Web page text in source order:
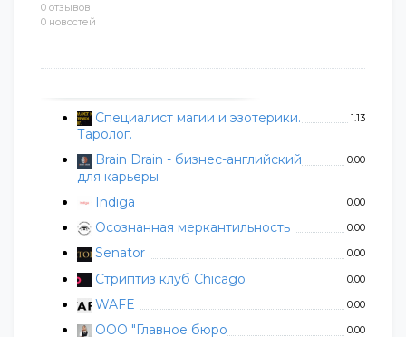
0 отзывов
0 новостей
Специалист магии и эзотерики.
Таролог.
1.13
Brain Drain - бизнес-английский
для карьеры
0.00
Indiga 0.00
Осознанная меркантильность 0.00
Senator 0.00
Стриптиз клуб Chicago 0.00
WAFE 0.00
ООО "Главное бюро 0.00